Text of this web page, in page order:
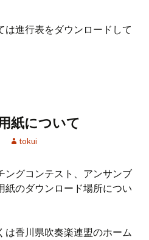
は進行表をダウンロードして
紙について
tokui
ングコンテスト、アンサンブ
紙のダウンロード場所につい
は香川県吹奏楽連盟のホーム